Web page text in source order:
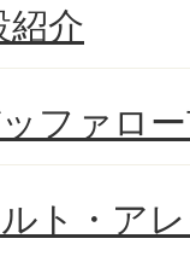
紹介
ファロ
ト・ア